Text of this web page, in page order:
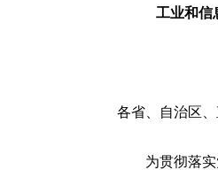
工业和信
各省、自治区
为贯彻落